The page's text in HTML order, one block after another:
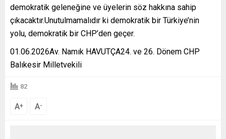
demokratik geleneğine ve üyelerin söz hakkına sahip
çıkacaktır.Unutulmamalıdır ki demokratik bir Türkiye’nin
yolu, demokratik bir CHP’den geçer.
01.06.2026Av. Namık HAVUTÇA24. ve 26. Dönem CHP
Balıkesir Milletvekili
82
A+ A-